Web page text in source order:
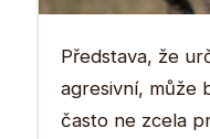
Představa, že
agresivní, může
často ne zcela